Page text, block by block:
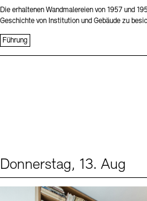
Die erhaltenen Wandmalereien von 1957 und
Geschichte von Institution und Gebäude zu
Führung
Donnerstag, 13. Aug